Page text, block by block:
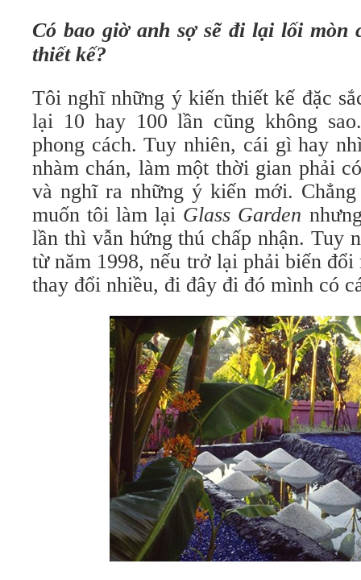
Có bao giờ anh sợ sẽ đi lại lối mòn
thiết kế?
Tôi nghĩ những ý kiến thiết kế đặc
lại 10 hay 100 lần cũng không
phong cách. Tuy nhiên, cái gì hay
nhàm chán, làm một thời gian phải
và nghĩ ra những ý kiến mới.
muốn tôi làm lại Glass Garden
lần thì vẫn hứng thú chấp nhận. Tuy
từ năm 1998, nếu trở lại phải biến
thay đổi nhiều, đi đây đi đó mình có